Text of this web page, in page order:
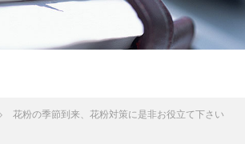
花粉の季節到来、花粉対策に是非お役立て下さい